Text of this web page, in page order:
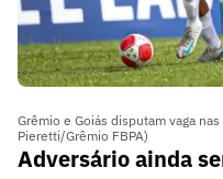
Grêmio e Goiás disputam vaga
Pieretti/Grêmio FBPA)
Adversário ainda